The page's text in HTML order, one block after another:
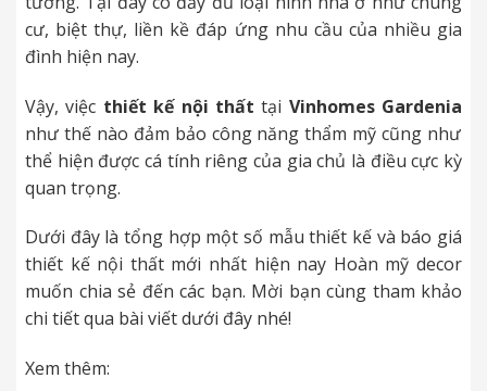
cư, biệt thự, liền kề đáp ứng nhu cầu của nhiều gia
đình hiện nay.
Vậy, việc thiết kế nội thất tại Vinhomes Gardenia
như thế nào đảm bảo công năng thẩm mỹ cũng như
thể hiện được cá tính riêng của gia chủ là điều cực kỳ
quan trọng.
Dưới đây là tổng hợp một số mẫu thiết kế và báo giá
thiết kế nội thất mới nhất hiện nay Hoàn mỹ decor
muốn chia sẻ đến các bạn. Mời bạn cùng tham khảo
chi tiết qua bài viết dưới đây nhé!
Xem thêm: